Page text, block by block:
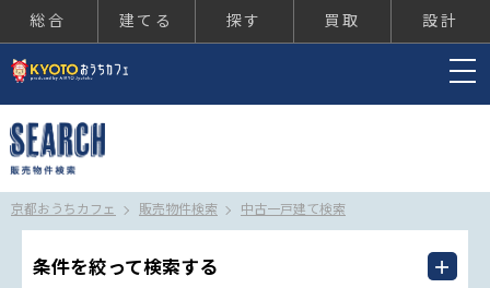
総合 建てる 探す 買取 設計
京都おうちカフェ 販売物件検索 中古一戸建て検索
条件を絞って検索する